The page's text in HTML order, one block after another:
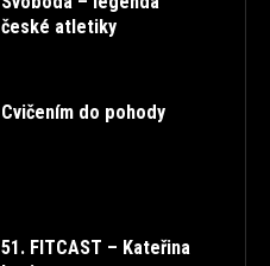
české atletiky
Cvičením do pohody
51. FITCAST – Kateřina